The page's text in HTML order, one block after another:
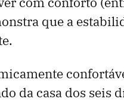
que a
da casa dos seis